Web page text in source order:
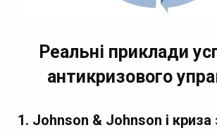
Реальні приклади
антикризового
1. Johnson & Johnson і криза